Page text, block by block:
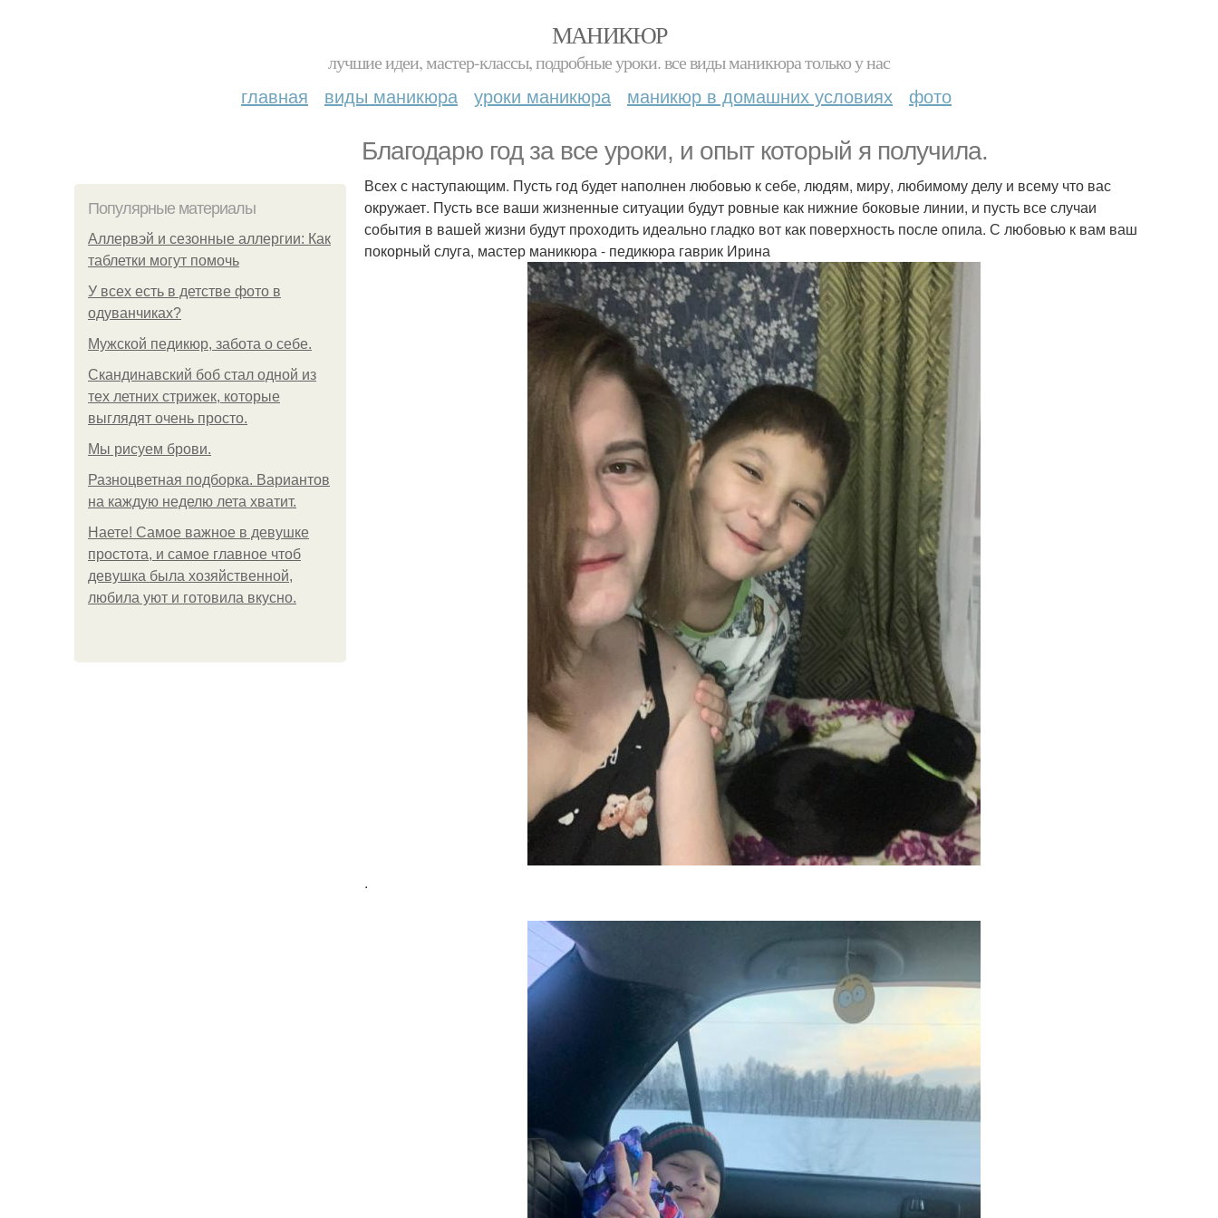
МАНИКЮР
лучшие идеи, мастер-классы, подробные уроки. все виды маникюра только у нас
главная виды маникюра уроки маникюра маникюр в домашних условиях фото
Благодарю год за все уроки, и опыт который я получила.
Популярные материалы
Аллервэй и сезонные аллергии: Как
таблетки могут помочь
У всех есть в детстве фото в
одуванчиках?
Мужской педикюр, забота о себе.
Скандинавский боб стал одной из
тех летних стрижек, которые
выглядят очень просто.
Мы рисуем брови.
Разноцветная подборка. Вариантов
на каждую неделю лета хватит.
Наете! Самое важное в девушке
простота, и самое главное чтоб
девушка была хозяйственной,
любила уют и готовила вкусно.
Всех с наступающим. Пусть год будет наполнен любовью к себе, людям, миру, любимому делу и всему что вас
окружает. Пусть все ваши жизненные ситуации будут ровные как нижние боковые линии, и пусть все случаи
события в вашей жизни будут проходить идеально гладко вот как поверхность после опила. С любовью к вам ваш
покорный слуга, мастер маникюра - педикюра гаврик Ирина
.